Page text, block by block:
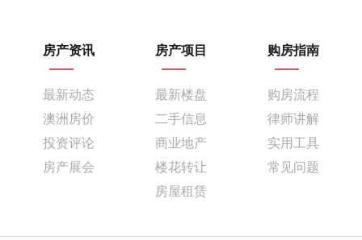
房产资讯
最新动态
澳洲房价
投资评论
房产展会
房产项目
最新楼盘
二手信息
商业地产
楼花转让
房屋租赁
购房指南
购房流程
律师讲解
实用工具
常见问题